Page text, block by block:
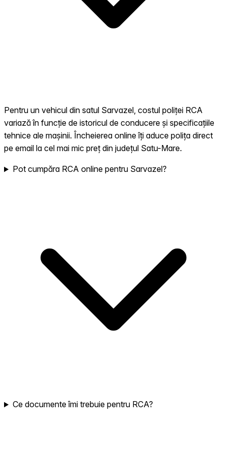
Pentru un vehicul din satul Sarvazel, costul poliței RCA
variază în funcție de istoricul de conducere și specificațiile
tehnice ale mașinii. Încheierea online îți aduce polița direct
pe email la cel mai mic preț din județul Satu-Mare.
Pot cumpăra RCA online pentru Sarvazel?
Ce documente îmi trebuie pentru RCA?